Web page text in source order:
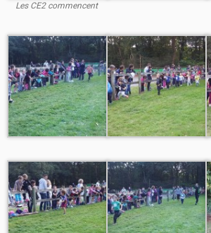
Les CE2 commencent